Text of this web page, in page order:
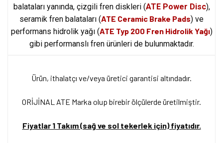
balataları yanında, çizgili fren diskleri (ATE Power Disc),
seramik fren balataları (ATE Ceramic Brake Pads) ve
performans hidrolik yağı (ATE Typ 200 Fren Hidrolik Yağı)
gibi performanslı fren ürünleri de bulunmaktadır.
Ürün, ithalatçı ve/veya üretici garantisi altındadır.
ORİJİNAL ATE Marka olup birebir ölçülerde üretilmiştir.
Fiyatlar 1 Takım (sağ ve sol tekerlek için) fiyatıdır.